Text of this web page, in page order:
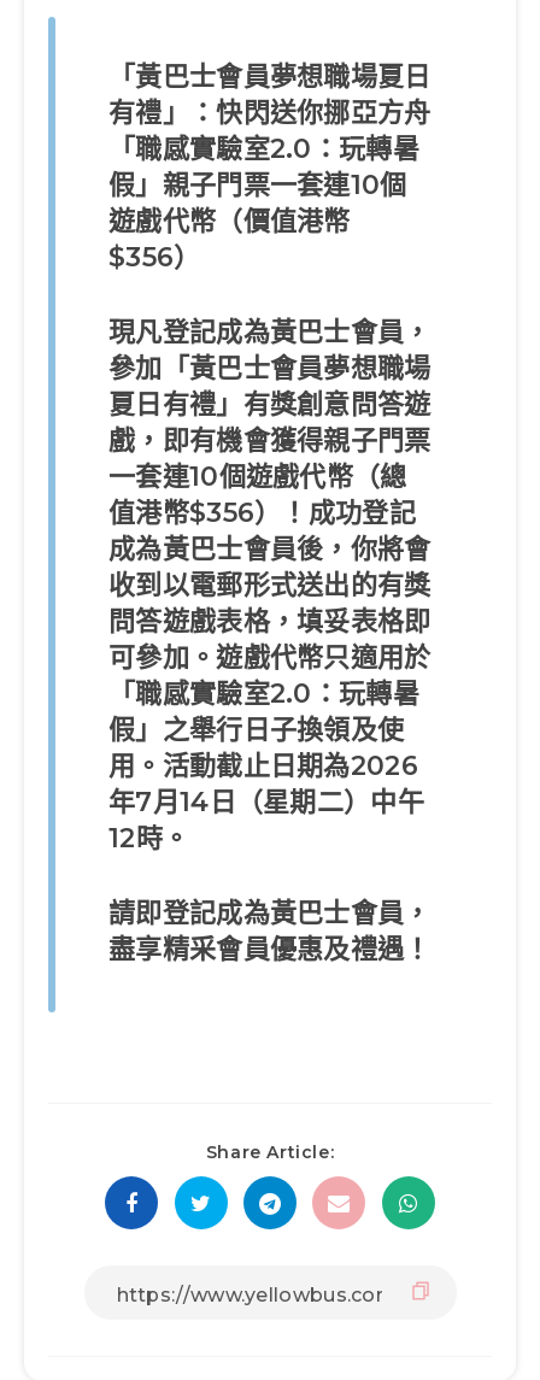
「黃巴士會員夢想職場夏日
有禮」：快閃送你挪亞方舟
「職感實驗室2.0：玩轉暑
假」親子門票一套連10個
遊戲代幣（價值港幣
$356）
現凡登記成為黃巴士會員，
參加「黃巴士會員夢想職場
夏日有禮」有獎創意問答遊
戲，即有機會獲得親子門票
一套連10個遊戲代幣（總
值港幣$356）！成功登記
成為黃巴士會員後，你將會
收到以電郵形式送出的有獎
問答遊戲表格，填妥表格即
可參加。遊戲代幣只適用於
「職感實驗室2.0 ：玩轉暑
假」之舉行日子換領及使
用。活動截止日期為2026
年7月14 日（星期二）中午
12 時。
請即登記成為黃巴士會員，
盡享精采會員優惠及禮遇！
Share Article: